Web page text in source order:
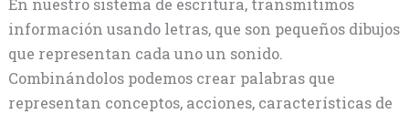
En nuestro sistema de escritura, transmitimos
información usando letras, que son pequeños dibujos
que representan cada uno un sonido.
Combinándolos podemos crear palabras que
representan conceptos, acciones, características de